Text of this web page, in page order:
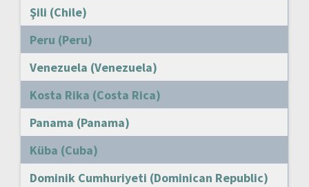
Şili (Chile)
Peru (Peru)
Venezuela (Venezuela)
Kosta Rika (Costa Rica)
Panama (Panama)
Küba (Cuba)
Dominik Cumhuriyeti (Dominican Republic)